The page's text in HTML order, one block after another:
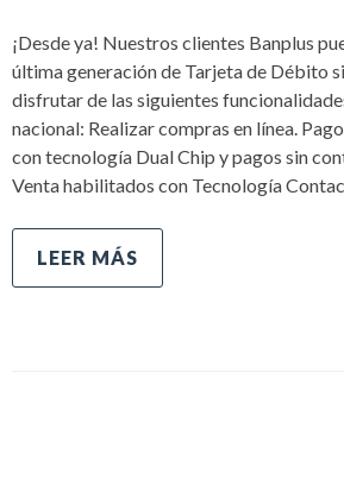
¡Desde ya! Nuestros clientes Banplus
última generación de Tarjeta de Débito
disfrutar de las siguientes
nacional: Realizar compras en línea.
con tecnología Dual Chip y pagos sin
Venta habilitados con Tecnología
LEER MÁS